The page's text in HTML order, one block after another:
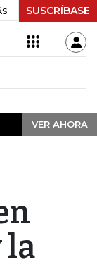
+0,01%
SUSCRÍBASE
VER AHORA
VER AHORA
la